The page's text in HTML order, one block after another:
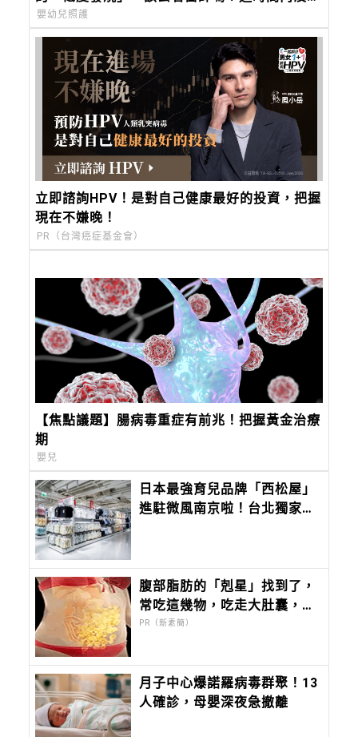
燒，必須就醫
嬰幼兒照護
立即諮詢HPV！是對自己健康最好的投資，把握
現在不嫌晚！
PR（台灣癌症基金會）
【焦點議題】腸病毒重症有前兆！把握黃金治療
期
嬰兒
日本最強育兒品牌「西松屋」
進駐微風南京啦！台北獨家限
腹部脂肪的「剋星」找到了，
常吃這幾物，吃走大肚囊，瘦
出小蠻腰
PR（新素簡）
月子中心爆諾羅病毒群聚！13
人確診，母嬰深夜急撤離